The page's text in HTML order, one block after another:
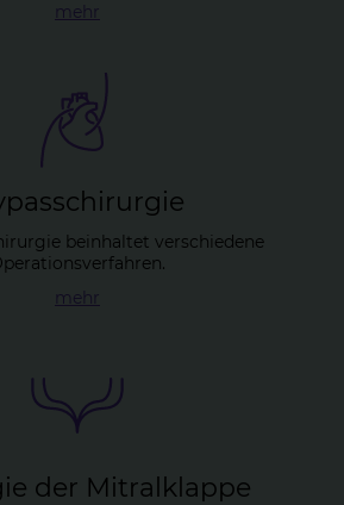
mehr
beinhaltet verschiedene
mehr
der Mitral­klap­pe